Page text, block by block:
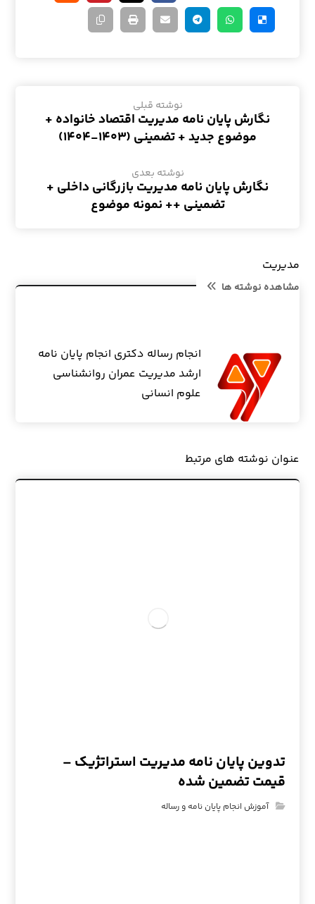
نوشته قبلی
نگارش پایان نامه مدیریت اقتصاد خانواده +
موضوع جدید + تضمینی (۱۴۰۳-۱۴۰۴)
نوشته بعدی
نگارش پایان نامه مدیریت بازرگانی داخلی +
تضمینی ++ نمونه موضوع
مدیریت
مشاهده نوشته ها
انجام رساله دکتری انجام پایان نامه
ارشد مدیریت عمران روانشناسی
علوم انسانی
عنوان ‫نوشته های مرتبط
تدوین پایان نامه مدیریت استراتژیک –
قیمت تضمین شده
آموزش انجام پایان نامه و رساله